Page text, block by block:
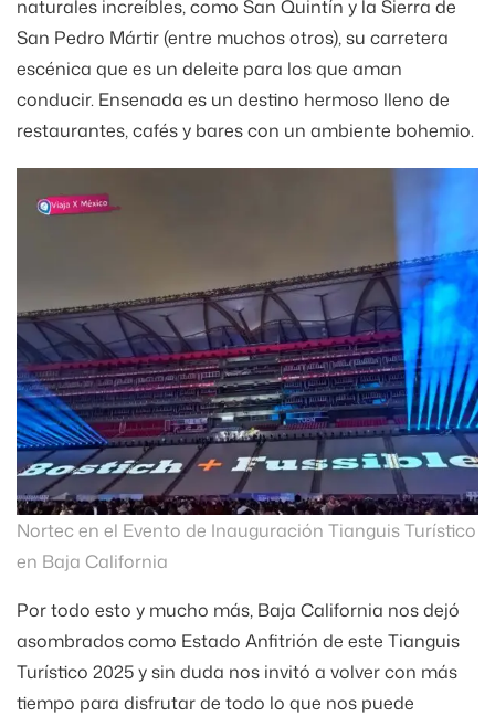
naturales increíbles, como San Quintín y la Sierra de
San Pedro Mártir (entre muchos otros), su carretera
escénica que es un deleite para los que aman
conducir. Ensenada es un destino hermoso lleno de
restaurantes, cafés y bares con un ambiente bohemio.
Nortec en el Evento de Inauguración Tianguis Turístico
en Baja California
Por todo esto y mucho más, Baja California nos dejó
asombrados como Estado Anfitrión de este Tianguis
Turístico 2025 y sin duda nos invitó a volver con más
tiempo para disfrutar de todo lo que nos puede